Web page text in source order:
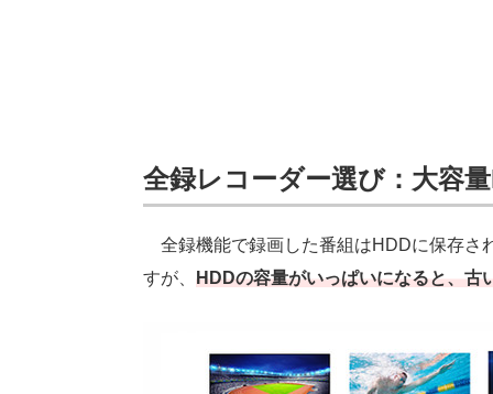
全録レコーダー選び：大容
全録機能で録画した番組はHDDに保存さ
すが、 HDDの容量がいっぱいになると、古